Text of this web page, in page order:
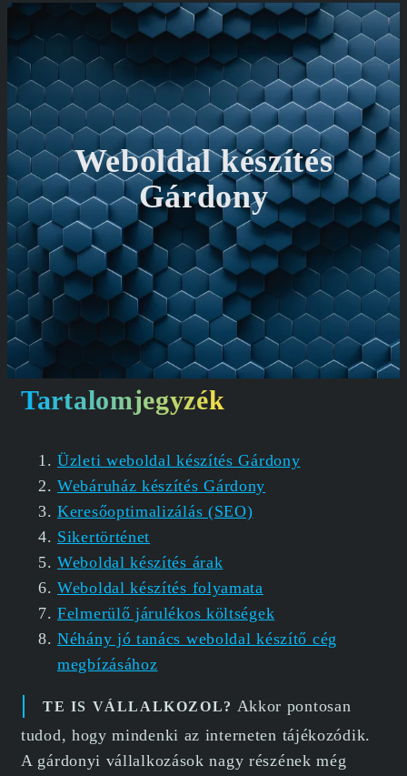
Weboldal készítés
Gárdony
Tartalomjegyzék
Üzleti weboldal készítés Gárdony
Webáruház készítés Gárdony
Keresőoptimalizálás (SEO)
Sikertörténet
Weboldal készítés árak
Weboldal készítés folyamata
Felmerülő járulékos költségek
Néhány jó tanács weboldal készítő cég
megbízásához
TE IS VÁLLALKOZOL? Akkor pontosan
tudod, hogy mindenki az interneten tájékozódik.
A gárdonyi vállalkozások nagy részének még